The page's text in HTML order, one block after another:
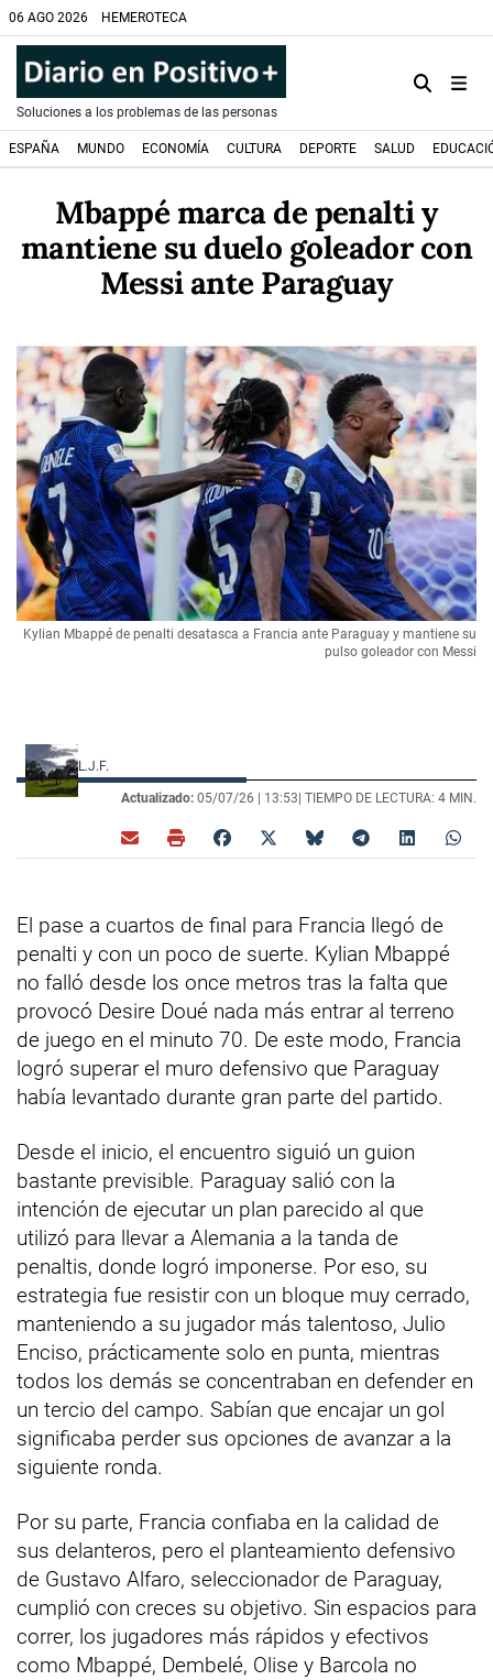
06 AGO 2026 HEMEROTECA
Soluciones a los problemas de las personas
ESPAÑA MUNDO ECONOMÍA CULTURA DEPORTE SALUD
Mbappé marca de penalti y
mantiene su duelo goleador con
Messi ante Paraguay
Kylian Mbappé de penalti desatasca a Francia ante Paraguay y mantiene su
pulso goleador con Messi
L.J.F.
Actualizado: 05/07/26 | 13:53 | TIEMPO DE LECTURA: 4 MIN.
El pase a cuartos de final para Francia llegó de
penalti y con un poco de suerte. Kylian Mbappé
no falló desde los once metros tras la falta que
provocó Desire Doué nada más entrar al terreno
de juego en el minuto 70. De este modo, Francia
logró superar el muro defensivo que Paraguay
había levantado durante gran parte del partido.
Desde el inicio, el encuentro siguió un guion
bastante previsible. Paraguay salió con la
intención de ejecutar un plan parecido al que
utilizó para llevar a Alemania a la tanda de
penaltis, donde logró imponerse. Por eso, su
estrategia fue resistir con un bloque muy cerrado,
manteniendo a su jugador más talentoso, Julio
Enciso, prácticamente solo en punta, mientras
todos los demás se concentraban en defender en
un tercio del campo. Sabían que encajar un gol
significaba perder sus opciones de avanzar a la
siguiente ronda.
Por su parte, Francia confiaba en la calidad de
sus delanteros, pero el planteamiento defensivo
de Gustavo Alfaro, seleccionador de Paraguay,
cumplió con creces su objetivo. Sin espacios para
correr, los jugadores más rápidos y efectivos
como Mbappé, Dembelé, Olise y Barcola no